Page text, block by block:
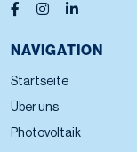
NAVIGATION
Startseite
Über uns
Photovoltaik